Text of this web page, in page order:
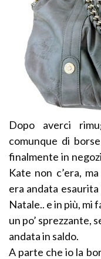
Dopo averci
comunque di
finalmente in
Kate non c’era,
era andata
Natale.. e in più, mi
un po’ sprezzante,
andata in saldo.
A parte che io la